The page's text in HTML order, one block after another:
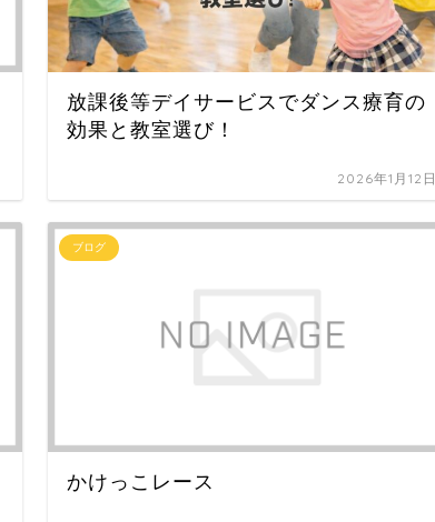
放課後等デイサービスでダンス療育の
効果と教室選び！
2026年1月12日
ブログ
かけっこレース